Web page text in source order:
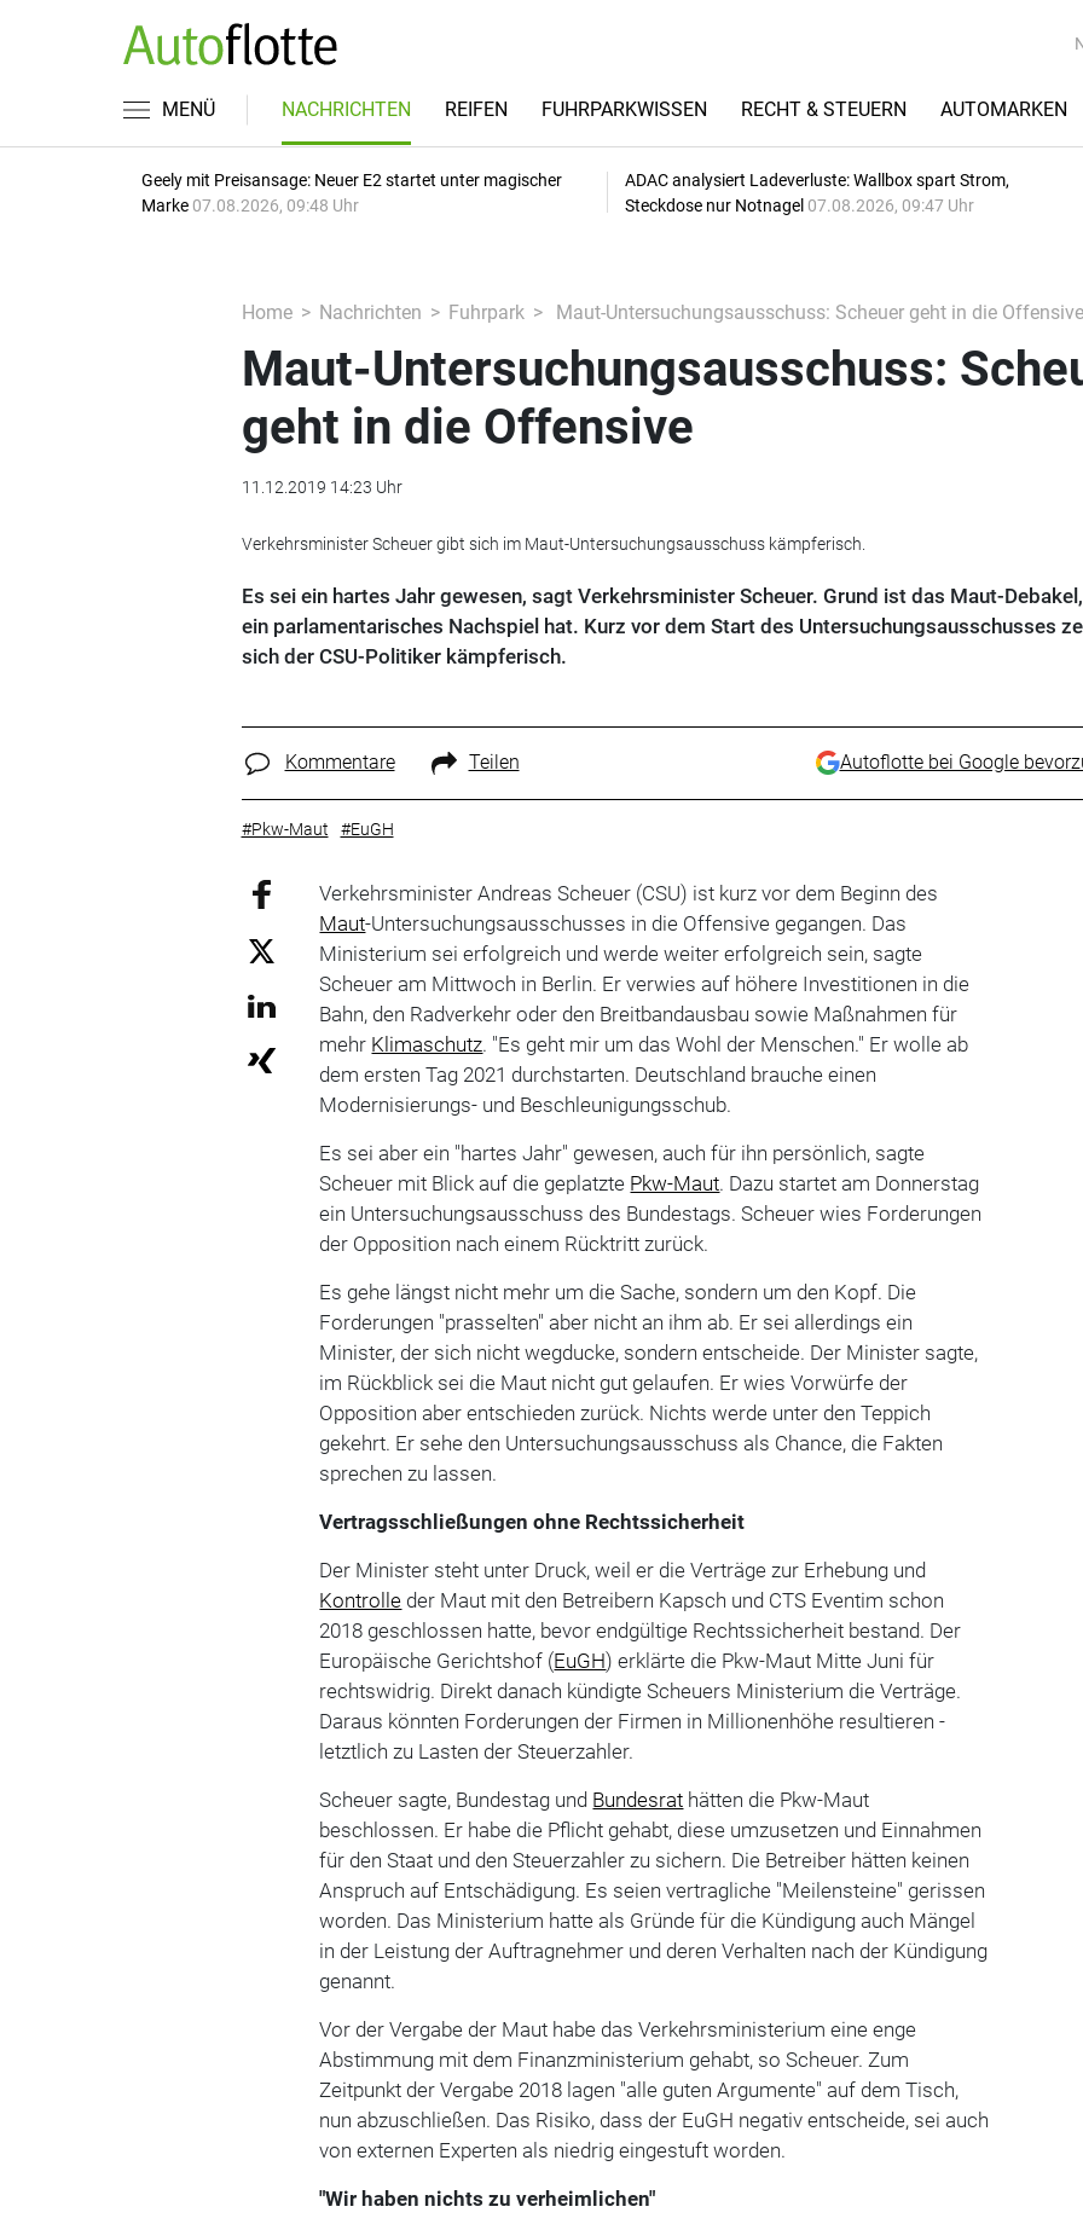
MENÜ NACHRICHTEN REIFEN FUHRPARKWISSEN RECHT & STEUERN AUTOMARKEN
Geely mit Preisansage: Neuer E2 startet unter magischer
Marke 07.08.2026, 09:48 Uhr
ADAC analysiert Ladeverluste: Wallbox spart Strom,
Steckdose nur Notnagel 07.08.2026, 09:47 Uhr
Home Nachrichten Fuhrpark Maut-Untersuchungsausschuss: Scheuer geht in die Offensive
Maut-Untersuchungsausschuss:
geht in die Offensive
11.12.2019 14:23 Uhr
Verkehrsminister Scheuer gibt sich im Maut-Untersuchungsausschuss kämpferisch.
Es sei ein hartes Jahr gewesen, sagt Verkehrsminister Scheuer. Grund ist das Maut-
ein parlamentarisches Nachspiel hat. Kurz vor dem Start des Untersuchungsausschusses
sich der CSU-Politiker kämpferisch.
Kommentare Teilen Autoflotte bei Google
#Pkw-Maut #EuGH
Verkehrsminister Andreas Scheuer (CSU) ist kurz vor dem Beginn des
Maut-Untersuchungsausschusses in die Offensive gegangen. Das
Ministerium sei erfolgreich und werde weiter erfolgreich sein, sagte
Scheuer am Mittwoch in Berlin. Er verwies auf höhere Investitionen in die
Bahn, den Radverkehr oder den Breitbandausbau sowie Maßnahmen für
mehr Klimaschutz. "Es geht mir um das Wohl der Menschen." Er wolle ab
dem ersten Tag 2021 durchstarten. Deutschland brauche einen
Modernisierungs- und Beschleunigungsschub.
Es sei aber ein "hartes Jahr" gewesen, auch für ihn persönlich, sagte
Scheuer mit Blick auf die geplatzte Pkw-Maut. Dazu startet am Donnerstag
ein Untersuchungsausschuss des Bundestags. Scheuer wies Forderungen
der Opposition nach einem Rücktritt zurück.
Es gehe längst nicht mehr um die Sache, sondern um den Kopf. Die
Forderungen "prasselten" aber nicht an ihm ab. Er sei allerdings ein
Minister, der sich nicht wegducke, sondern entscheide. Der Minister sagte,
im Rückblick sei die Maut nicht gut gelaufen. Er wies Vorwürfe der
Opposition aber entschieden zurück. Nichts werde unter den Teppich
gekehrt. Er sehe den Untersuchungsausschuss als Chance, die Fakten
sprechen zu lassen.
Vertragsschließungen ohne Rechtssicherheit
Der Minister steht unter Druck, weil er die Verträge zur Erhebung und
Kontrolle der Maut mit den Betreibern Kapsch und CTS Eventim schon
2018 geschlossen hatte, bevor endgültige Rechtssicherheit bestand. Der
Europäische Gerichtshof (EuGH) erklärte die Pkw-Maut Mitte Juni für
rechtswidrig. Direkt danach kündigte Scheuers Ministerium die Verträge.
Daraus könnten Forderungen der Firmen in Millionenhöhe resultieren -
letztlich zu Lasten der Steuerzahler.
Scheuer sagte, Bundestag und Bundesrat hätten die Pkw-Maut
beschlossen. Er habe die Pflicht gehabt, diese umzusetzen und Einnahmen
für den Staat und den Steuerzahler zu sichern. Die Betreiber hätten keinen
Anspruch auf Entschädigung. Es seien vertragliche "Meilensteine" gerissen
worden. Das Ministerium hatte als Gründe für die Kündigung auch Mängel
in der Leistung der Auftragnehmer und deren Verhalten nach der Kündigung
genannt.
Vor der Vergabe der Maut habe das Verkehrsministerium eine enge
Abstimmung mit dem Finanzministerium gehabt, so Scheuer. Zum
Zeitpunkt der Vergabe 2018 lagen "alle guten Argumente" auf dem Tisch,
nun abzuschließen. Das Risiko, dass der EuGH negativ entscheide, sei auch
von externen Experten als niedrig eingestuft worden.
"Wir haben nichts zu verheimlichen"